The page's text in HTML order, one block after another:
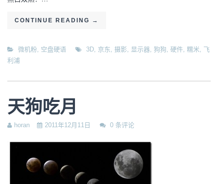
CONTINUE READING →
微机粉, 空盘硬语 3D, 京东, 摄影, 显示器, 狗狗, 硬件, 糯米, 飞
利浦
天狗吃月
horan 2011年12月11日 0 条评论